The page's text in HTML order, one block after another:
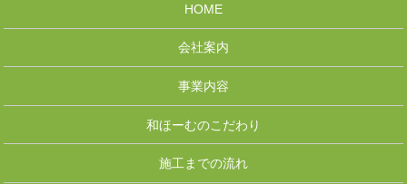
HOME
会社案内
事業内容
和ほーむのこだわり
施工までの流れ